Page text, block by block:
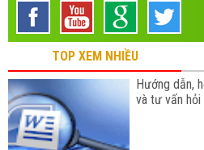
TOP XEM NHIỀU
Hướng dẫn,
và tư vấn hỏi